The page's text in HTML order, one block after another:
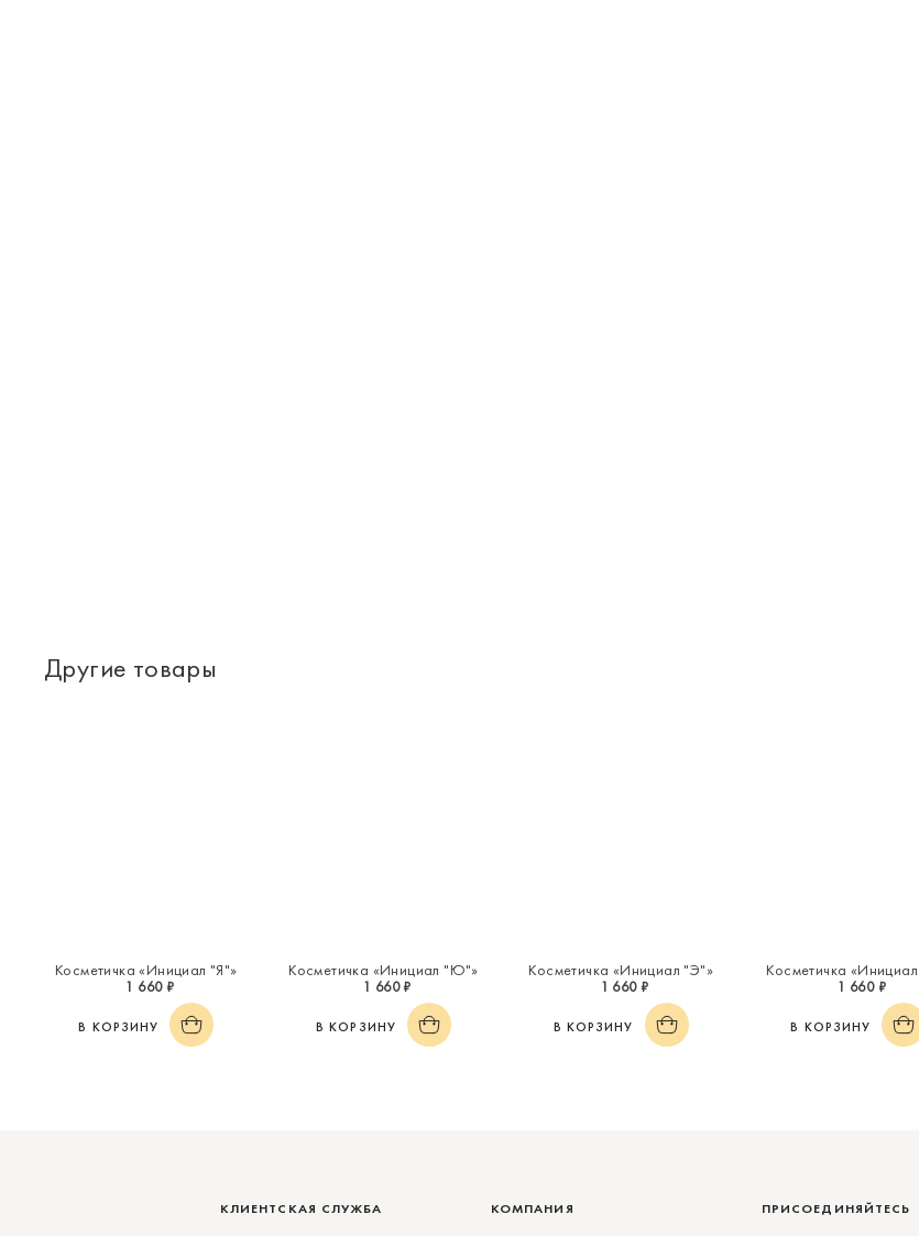
Другие товары
Косметичка «Инициал "Я"»
1 660 ₽
В КОРЗИНУ
Косметичка «Инициал "Ю"»
1 660 ₽
В КОРЗИНУ
Косметичка «Инициал "Э"»
1 660 ₽
В КОРЗИНУ
Косметичка
1 660 ₽
В КОРЗИНУ
ПРИСОЕДИНЯЙТЕСЬ
КЛИЕНТСКАЯ СЛУЖБА КОМПАНИЯ